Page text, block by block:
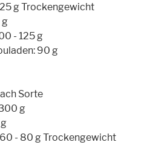
g Trockengewicht
g
- 125 g
90 g
Sorte
g
- 80 g Trockengewicht